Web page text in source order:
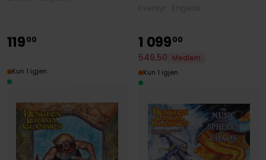
11900
Kun 1 igjen
1 09900
549,50
Medlem
Kun 1 igjen